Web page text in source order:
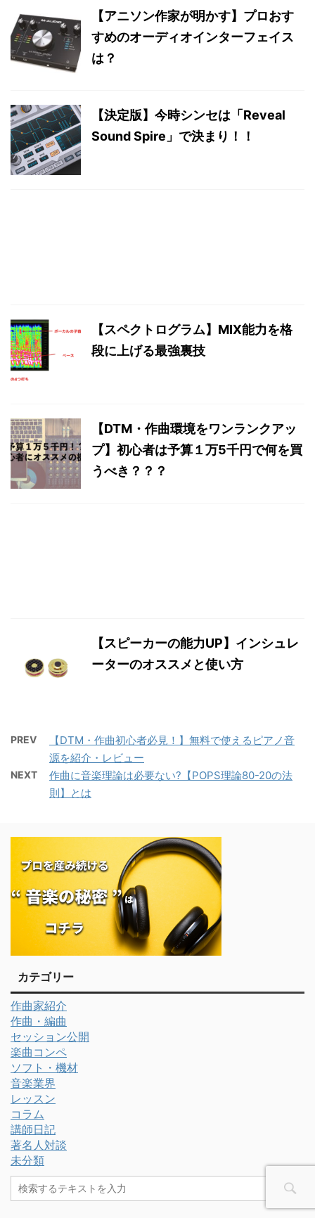
【アニソン作家が明かす】プロおす
すめのオーディオインターフェイス
は？
【決定版】今時シンセは「Reveal
Sound Spire」で決まり！！
【スペクトログラム】MIX能力を格
段に上げる最強裏技
【DTM・作曲環境をワンランクアッ
プ】初心者は予算１万5千円で何を買
うべき？？？
【スピーカーの能力UP】インシュレ
ーターのオススメと使い方
PREV
【DTM・作曲初心者必見！】無料で使えるピアノ音
源を紹介・レビュー
NEXT
作曲に音楽理論は必要ない?【POPS理論80-20の法
則】とは
カテゴリー
作曲家紹介
作曲・編曲
セッション公開
楽曲コンペ
ソフト・機材
音楽業界
レッスン
コラム
講師日記
著名人対談
未分類